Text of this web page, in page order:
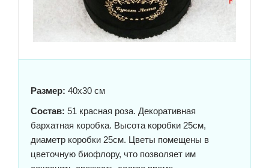
Размер: 40x30 см
Состав: 51 красная роза. Декоративная
бархатная коробка. Высота коробки 25см,
диаметр коробки 25см. Цветы помещены в
цветочную биофлору, что позволяет им